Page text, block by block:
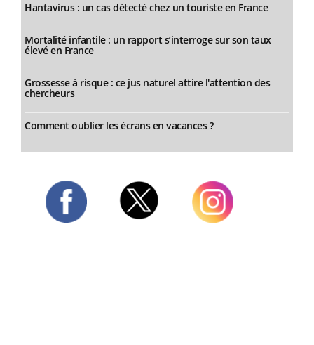
Hantavirus : un cas détecté chez un touriste en France
Mortalité infantile : un rapport s’interroge sur son taux
élevé en France
Grossesse à risque : ce jus naturel attire l'attention des
chercheurs
Comment oublier les écrans en vacances ?